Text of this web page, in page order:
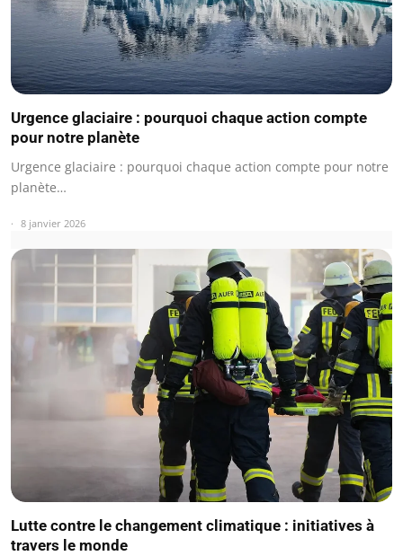
Urgence glaciaire : pourquoi chaque action compte
pour notre planète
Urgence glaciaire : pourquoi chaque action compte pour notre
planète…
8 janvier 2026
Lutte contre le changement climatique : initiatives à
travers le monde